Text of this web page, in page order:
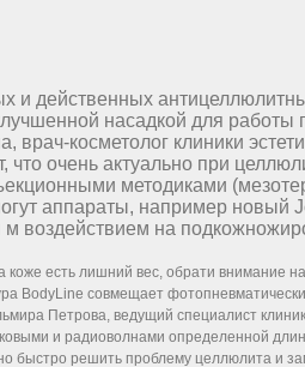
и действенных
насадкой для
врач-косметолог клиники
очень актуально при
методиками
аппараты, например
воздействием на
коже есть лишний вес, обрати внимание
BodyLine совмещает
Петрова, ведущий специалист
и радиоволнами определенной
быстро решить проблему целлюлита и